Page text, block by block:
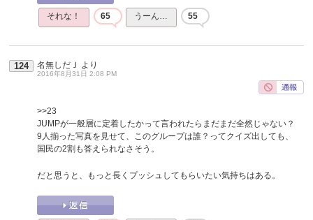
それな！ 65 うーん… 55
124 名無しだＪ より
2016年8月31日 2:08 PM
>>23
JUMPが一般層に定着したかって言われたらまだまだ全然じゃない？
9人揃った写真を見せて、このグループは誰？ってクイズ出しても、
国民の2割も答えられなさそう。
だと思うと、もっと長くプッシュしてもらいたい気持ちはある。